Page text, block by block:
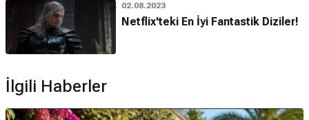
02.08.2023
Netflix'teki En İyi Fantastik Diziler!
İlgili Haberler